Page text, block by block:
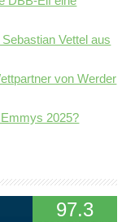
Vettel aus
von Werder
2025?
97.3